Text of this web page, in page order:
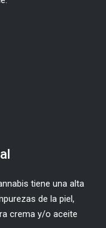
tiene una alta
de la piel,
crema y/o aceite